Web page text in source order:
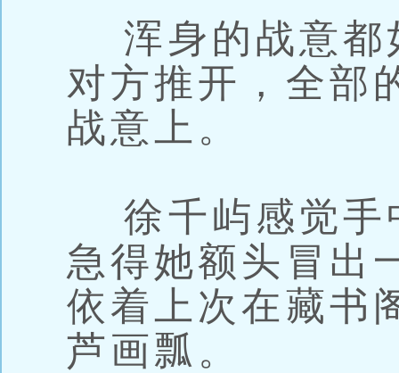
浑身的战意都
对方推开，全部
战意上。
徐千屿感觉手
急得她额头冒出
依着上次在藏书
芦画瓢。